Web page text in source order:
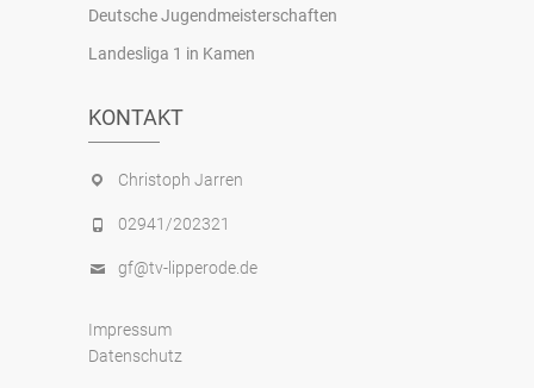
Deutsche Jugendmeisterschaften
Landesliga 1 in Kamen
KONTAKT
Christoph Jarren
02941/202321
gf@tv-lipperode.de
Impressum
Datenschutz